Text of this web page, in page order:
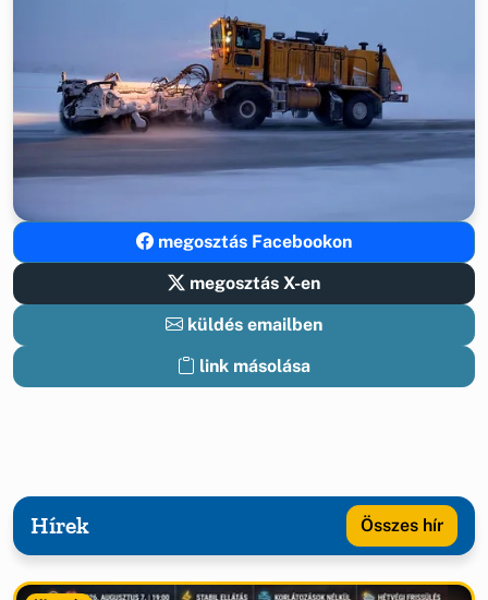
megosztás Facebookon
megosztás X-en
küldés emailben
link másolása
Hírek Összes hír